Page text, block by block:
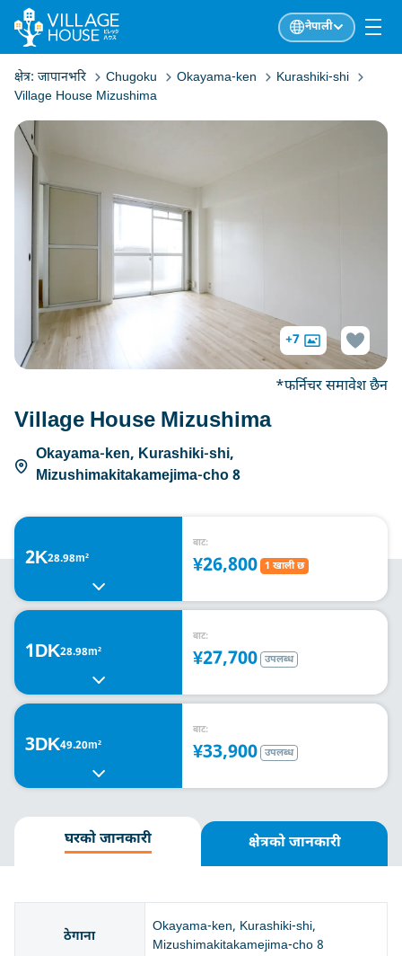
नेपाली
क्षेत्र: जापानभरि Chugoku Okayama-ken
Kurashiki-shi
Village House Mizushima
Village House Mizushima
Okayama-ken, Kurashiki-shi,
Mizushimakitakamejima-cho 8
+7
*फर्निचर समावेश छैन
2K28.98m²
बाट:
¥26,800 1 खाली छ
1DK28.98m²
बाट:
¥27,700 उपलब्ध
3DK49.20m²
बाट:
¥33,900 उपलब्ध
घरको जानकारी क्षेत्रको जानकारी
ठेगाना
Okayama-ken, Kurashiki-shi,
Mizushimakitakamejima-cho 8